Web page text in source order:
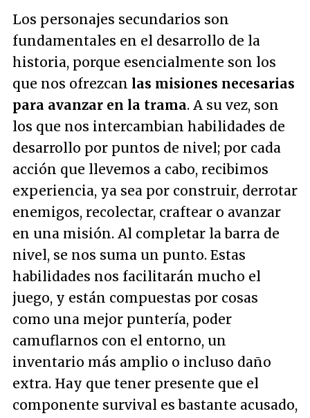
Los personajes secundarios son
fundamentales en el desarrollo de la
historia, porque esencialmente son los
que nos ofrezcan las misiones necesarias
para avanzar en la trama. A su vez, son
los que nos intercambian habilidades de
desarrollo por puntos de nivel; por cada
acción que llevemos a cabo, recibimos
experiencia, ya sea por construir, derrotar
enemigos, recolectar, craftear o avanzar
en una misión. Al completar la barra de
nivel, se nos suma un punto. Estas
habilidades nos facilitarán mucho el
juego, y están compuestas por cosas
como una mejor puntería, poder
camuflarnos con el entorno, un
inventario más amplio o incluso daño
extra. Hay que tener presente que el
componente survival es bastante acusado,